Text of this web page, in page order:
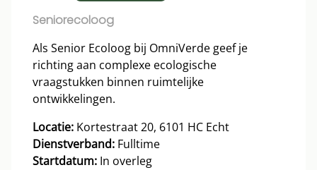
Seniorecoloog
Als Senior Ecoloog bij OmniVerde geef je
richting aan complexe ecologische
vraagstukken binnen ruimtelijke
ontwikkelingen.
Locatie: Kortestraat 20, 6101 HC Echt
Dienstverband: Fulltime
Startdatum: In overleg